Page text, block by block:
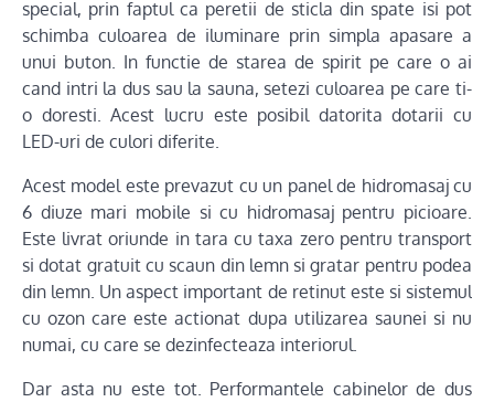
special, prin faptul ca peretii de sticla din spate isi pot
schimba culoarea de iluminare prin simpla apasare a
unui buton. In functie de starea de spirit pe care o ai
cand intri la dus sau la sauna, setezi culoarea pe care ti-
o doresti. Acest lucru este posibil datorita dotarii cu
LED-uri de culori diferite.
Acest model este prevazut cu un panel de hidromasaj cu
6 diuze mari mobile si cu hidromasaj pentru picioare.
Este livrat oriunde in tara cu taxa zero pentru transport
si dotat gratuit cu scaun din lemn si gratar pentru podea
din lemn. Un aspect important de retinut este si sistemul
cu ozon care este actionat dupa utilizarea saunei si nu
numai, cu care se dezinfecteaza interiorul.
Dar asta nu este tot. Performantele cabinelor de dus